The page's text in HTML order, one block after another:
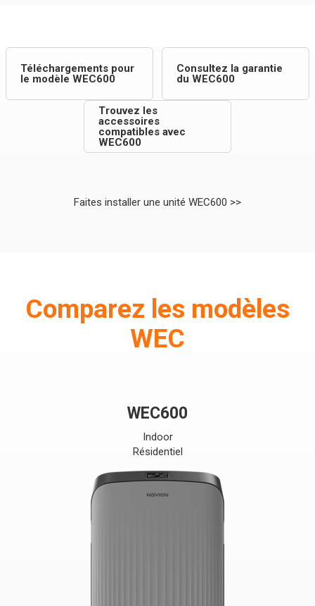
Téléchargements pour
le modèle WEC600
Consultez la garantie
du WEC600
Trouvez les
accessoires
compatibles avec
WEC600
Faites installer une unité WEC600 >>
Comparez les modèles
WEC
WEC600
Indoor
Résidentiel